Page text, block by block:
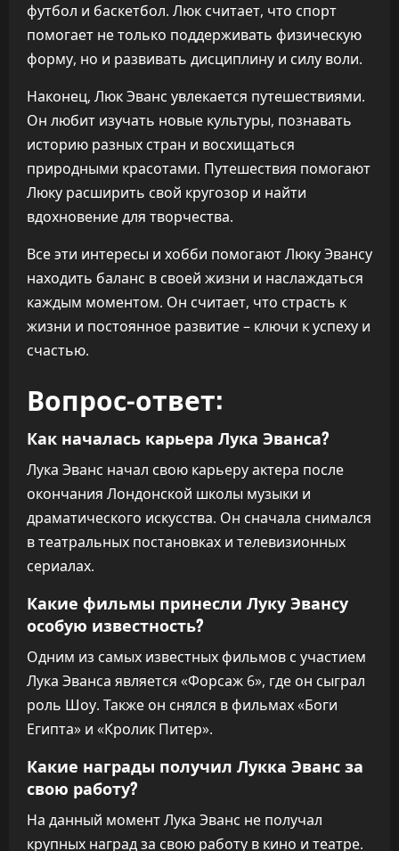
футбол и баскетбол. Люк считает, что спорт
помогает не только поддерживать физическую
форму, но и развивать дисциплину и силу воли.
Наконец, Люк Эванс увлекается путешествиями.
Он любит изучать новые культуры, познавать
историю разных стран и восхищаться
природными красотами. Путешествия помогают
Люку расширить свой кругозор и найти
вдохновение для творчества.
Все эти интересы и хобби помогают Люку Эвансу
находить баланс в своей жизни и наслаждаться
каждым моментом. Он считает, что страсть к
жизни и постоянное развитие – ключи к успеху и
счастью.
Вопрос-ответ:
Как началась карьера Лука Эванса?
Лука Эванс начал свою карьеру актера после
окончания Лондонской школы музыки и
драматического искусства. Он сначала снимался
в театральных постановках и телевизионных
сериалах.
Какие фильмы принесли Луку Эвансу
особую известность?
Одним из самых известных фильмов с участием
Лука Эванса является «Форсаж 6», где он сыграл
роль Шоу. Также он снялся в фильмах «Боги
Египта» и «Кролик Питер».
Какие награды получил Лукка Эванс за
свою работу?
На данный момент Лука Эванс не получал
крупных наград за свою работу в кино и театре.